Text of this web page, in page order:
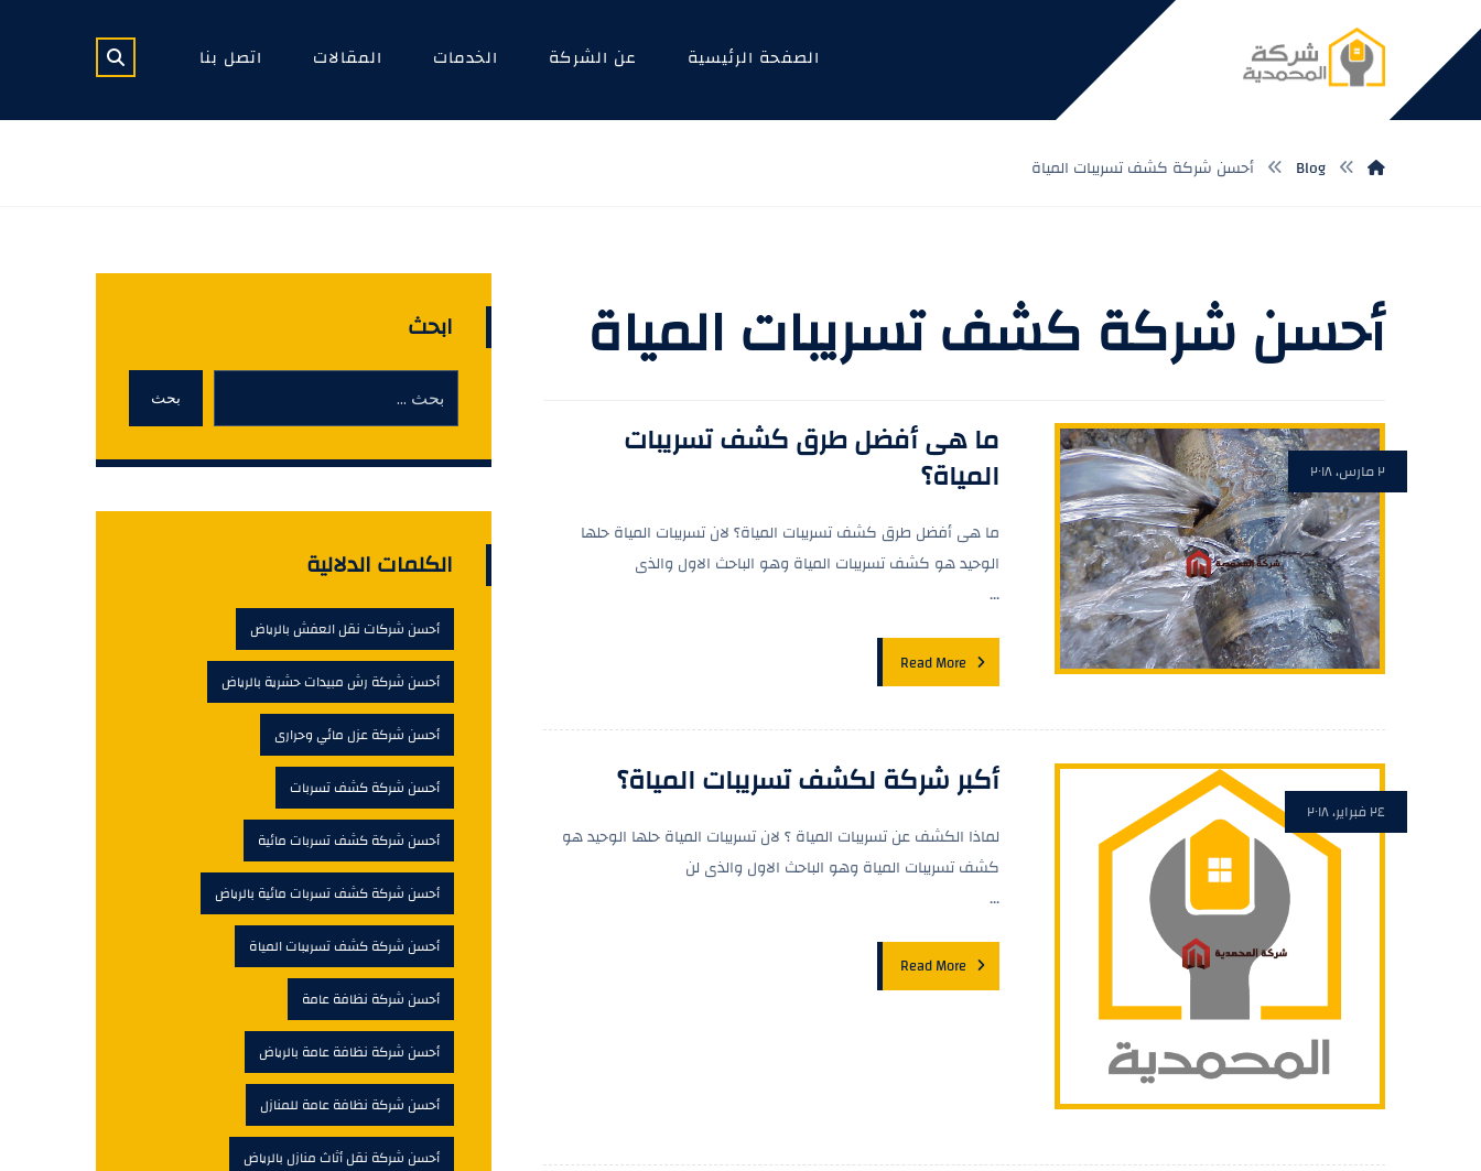
الصفحة الرئيسية عن الشركة الخدمات المقالات اتصل بنا
Blog أحسن شركة كشف تسريبات المياة
أحسن شركة كشف تسريبات المياة
ما هى أفضل طرق كشف تسريبات
المياة؟ ٢ مارس، ٢٠١٨
ما هى أفضل طرق كشف تسريبات المياة؟ لان تسريبات المياة حلها
الوحيد هو كشف تسريبات المياة وهو الباحث الاول والذى
...
Read More
أكبر شركة لكشف تسريبات المياة؟
٢٤ فبراير، ٢٠١٨
لماذا الكشف عن تسريبات المياة ؟ لان تسريبات المياة حلها الوحيد هو
كشف تسريبات المياة وهو الباحث الاول والذى لن
...
Read More
ابحث
بحث
الكلمات الدلالية
أحسن شركات نقل العفش بالرياض
أحسن شركة رش مبيدات حشرية بالرياض
أحسن شركة عزل مائي وحرارى
أحسن شركة كشف تسربات
أحسن شركة كشف تسربات مائية
أحسن شركة كشف تسربات مائية بالرياض
أحسن شركة كشف تسريبات المياة
أحسن شركة نظافة عامة
أحسن شركة نظافة عامة بالرياض
أحسن شركة نظافة عامة للمنازل
أحسن شركة نقل أثاث منازل بالرياض